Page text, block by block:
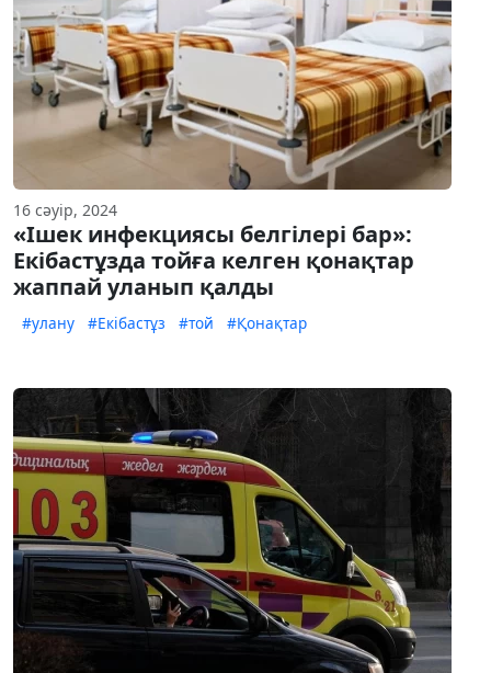
16 сәуір, 2024
«Ішек инфекциясы белгілері бар»:
Екібастұзда тойға келген қонақтар
жаппай уланып қалды
#улану #Екібастұз #той #Қонақтар